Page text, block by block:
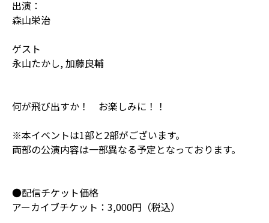
出演：
森山栄治
ゲスト
永山たかし, 加藤良輔
何が飛び出すか！ お楽しみに！！
※本イベントは1部と2部がございます。
両部の公演内容は一部異なる予定となっております。
●配信チケット価格
アーカイブチケット：3,000円（税込）